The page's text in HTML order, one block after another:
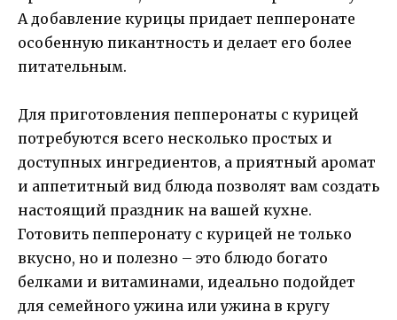
А добавление курицы придает пепперонате
особенную пикантность и делает его более
питательным.
Для приготовления пепперонаты с курицей
потребуются всего несколько простых и
доступных ингредиентов, а приятный аромат
и аппетитный вид блюда позволят вам создать
настоящий праздник на вашей кухне.
Готовить пепперонату с курицей не только
вкусно, но и полезно – это блюдо богато
белками и витаминами, идеально подойдет
для семейного ужина или ужина в кругу